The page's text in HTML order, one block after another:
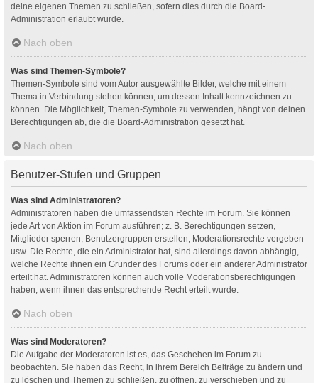
deine eigenen Themen zu schließen, sofern dies durch die Board-
Administration erlaubt wurde.
Nach oben
Was sind Themen-Symbole?
Themen-Symbole sind vom Autor ausgewählte Bilder, welche mit einem
Thema in Verbindung stehen können, um dessen Inhalt kennzeichnen zu
können. Die Möglichkeit, Themen-Symbole zu verwenden, hängt von deinen
Berechtigungen ab, die die Board-Administration gesetzt hat.
Nach oben
Benutzer-Stufen und Gruppen
Was sind Administratoren?
Administratoren haben die umfassendsten Rechte im Forum. Sie können
jede Art von Aktion im Forum ausführen; z. B. Berechtigungen setzen,
Mitglieder sperren, Benutzergruppen erstellen, Moderationsrechte vergeben
usw. Die Rechte, die ein Administrator hat, sind allerdings davon abhängig,
welche Rechte ihnen ein Gründer des Forums oder ein anderer Administrator
erteilt hat. Administratoren können auch volle Moderationsberechtigungen
haben, wenn ihnen das entsprechende Recht erteilt wurde.
Nach oben
Was sind Moderatoren?
Die Aufgabe der Moderatoren ist es, das Geschehen im Forum zu
beobachten. Sie haben das Recht, in ihrem Bereich Beiträge zu ändern und
zu löschen und Themen zu schließen, zu öffnen, zu verschieben und zu